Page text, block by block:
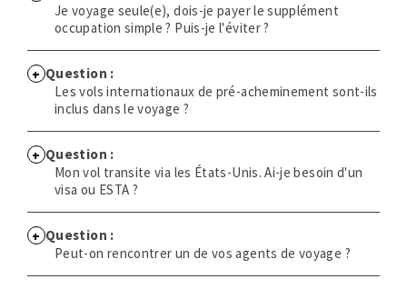
Je voyage seule(e), dois-je payer le supplément
occupation simple ? Puis-je l'éviter ?
Question :
Les vols internationaux de pré-acheminement sont-ils
inclus dans le voyage ?
Question :
Mon vol transite via les États-Unis. Ai-je besoin d'un
visa ou ESTA ?
Question :
Peut-on rencontrer un de vos agents de voyage ?